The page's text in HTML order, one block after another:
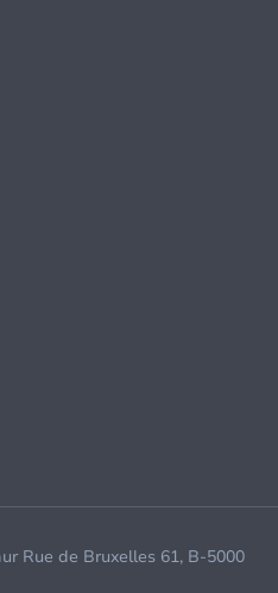
Rue de Bruxelles 61, B-5000